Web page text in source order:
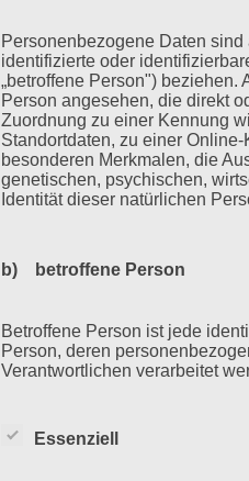
Personenbezogene Daten
identifizierte oder
„betroffene Person")
Person angesehen, die direkt
Zuordnung zu einer Kennung
Standortdaten, zu einer
besonderen Merkmalen, die
genetischen, psychischen,
Identität dieser natürlichen
b) betroffene Person
Betroffene Person ist jede
Person, deren
Verantwortlichen verarbeitet
c) Verarbeitung
Essenziell